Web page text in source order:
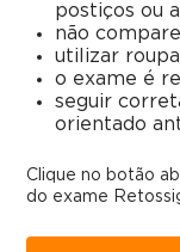
postiços ou
não
utilizar
o exame é
seguir
orientado
Clique no botão
do exame